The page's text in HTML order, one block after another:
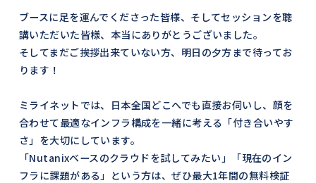
ブースに足を運んでくださった皆様、そしてセッションを聴
講いただいた皆様、本当にありがとうございました。
そしてまだご挨拶出来ていない方、明日の夕方まで待ってお
ります！
ミライネットでは、日本全国どこへでも直接お伺いし、顔を
合わせて最適なインフラ構成を一緒に考える「付き合いやす
さ」を大切にしています。
「Nutanixベースのクラウドを試してみたい」「現在のイン
フラに課題がある」という方は、ぜひ最大1年間の無料検証